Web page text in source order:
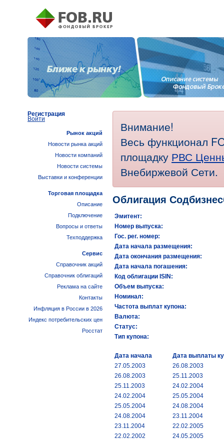
Внимание!
Весь функционал
площадку РВС
Внебиржевой Сети.
Облигация
Эмитент:
Номер выпуска:
Гос. рег. номер:
Дата начала размещения:
Дата окончания размещения:
Дата начала погашения:
Код облигации ISIN:
Объем выпуска:
Номинал:
Частота выплат купона:
Валюта:
Статус:
Тип купона:
Дата начала
Дата выплаты
27.05.2003
26.08.2003
26.08.2003
25.11.2003
25.11.2003
24.02.2004
24.02.2004
25.05.2004
25.05.2004
24.08.2004
24.08.2004
23.11.2004
23.11.2004
22.02.2005
22.02.2002
24.05.2005
Регистрация
Войти
Рынок акций
Новости рынка акций
Новости компаний
Новости системы
Выставки и конференции
Торговая площадка
Описание
Подключение
Вопросы и ответы
Техподдержка
Сервис
Справочник акций
Справочник облигаций
Реклама на сайте
Контакты
Инфляция в России в 2026
Индекс потребительских цен
Росстат